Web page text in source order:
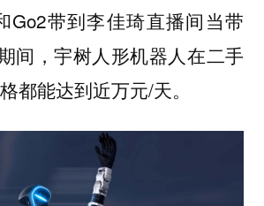
Go2带到李佳琦直播间当带
间，宇树人形机器人在二手
都能达到近万元/天。